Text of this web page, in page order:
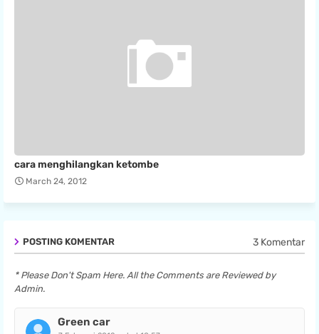
cara menghilangkan ketombe
March 24, 2012
POSTING KOMENTAR 3 Komentar
* Please Don't Spam Here. All the Comments are Reviewed by
Admin.
Green car